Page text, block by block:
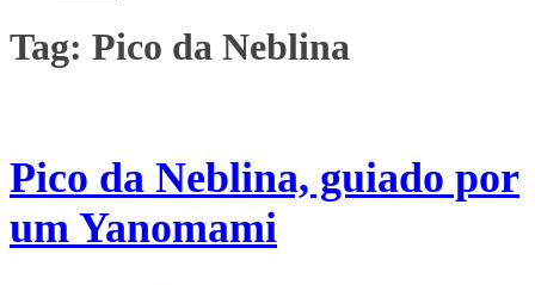
Tag: Pico da Neblina
Pico da Neblina, guiado por
um Yanomami